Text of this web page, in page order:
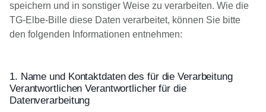
speichern und in sonstiger Weise zu verarbeiten. Wie die
TG-Elbe-Bille diese Daten verarbeitet, können Sie bitte
den folgenden Informationen entnehmen:
1. Name und Kontaktdaten des für die Verarbeitung
Verantwortlichen Verantwortlicher für die
Datenverarbeitung